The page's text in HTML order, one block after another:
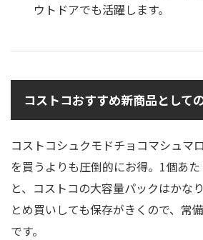
ウトドアでも活躍します。
コストコおすすめ新商品として
コストコシュクモドチョコマシュマ
を買うよりも圧倒的にお得。1個あ
と、コストコの大容量パックはかな
とめ買いしても保存がきくので、常
です。